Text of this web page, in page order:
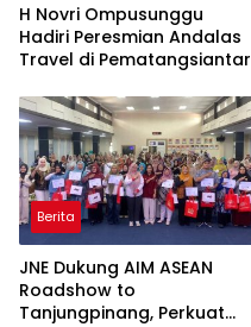
H Novri Ompusunggu
Hadiri Peresmian Andalas
Travel di Pematangsiantar
Berita
JNE Dukung AIM ASEAN
Roadshow to
Tanjungpinang, Perkuat